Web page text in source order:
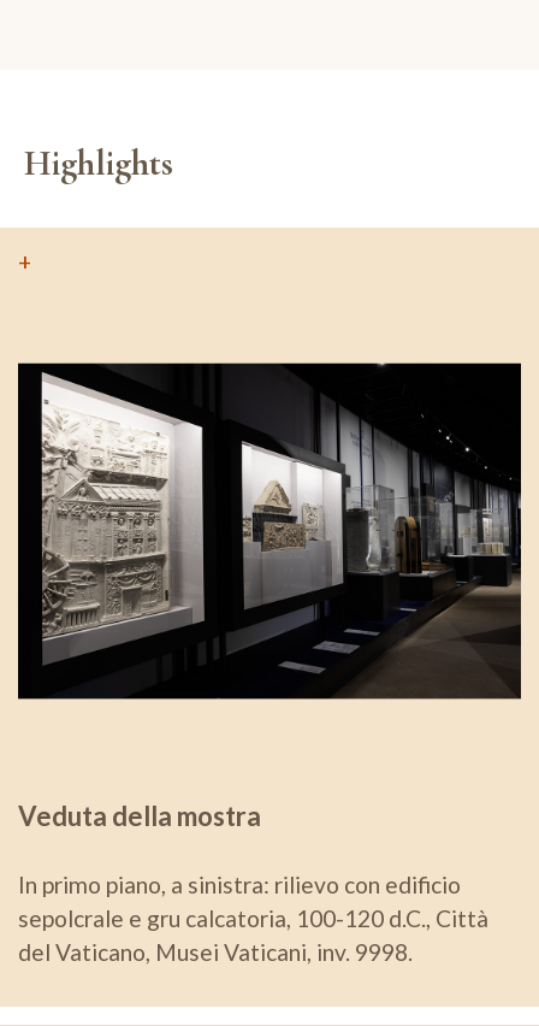
Highlights
+
Veduta della mostra
In primo piano, a sinistra: rilievo con edificio
sepolcrale e gru calcatoria, 100-120 d.C., Città
del Vaticano, Musei Vaticani, inv. 9998.